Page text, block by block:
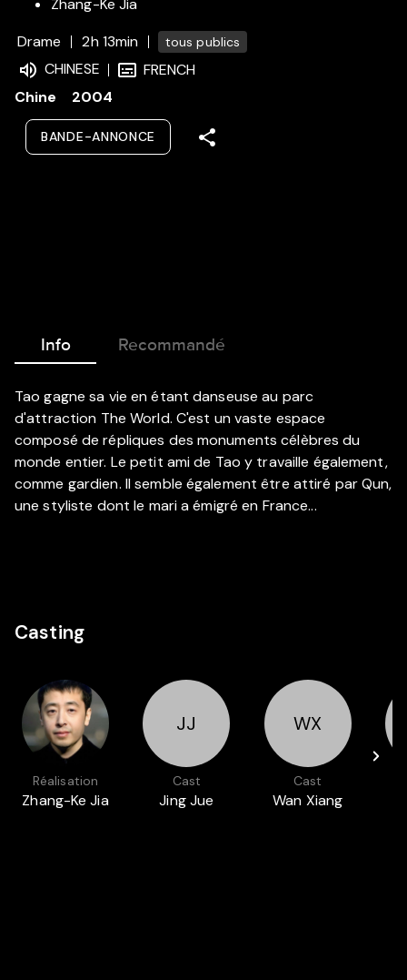
Drame
2h 13min tous publics
CHINESE
FRENCH
Chine
2004
BANDE-ANNONCE
Info Recommandé
Tao gagne sa vie en étant danseuse au parc
d'attraction The World. C'est un vaste espace
composé de répliques des monuments célèbres du
monde entier. Le petit ami de Tao y travaille également,
comme gardien. Il semble également être attiré par Qun,
une styliste dont le mari a émigré en France...
Casting
Réalisation
Zhang-Ke Jia
JJ
Cast
Jing Jue
WX
Cast
Wan Xiang